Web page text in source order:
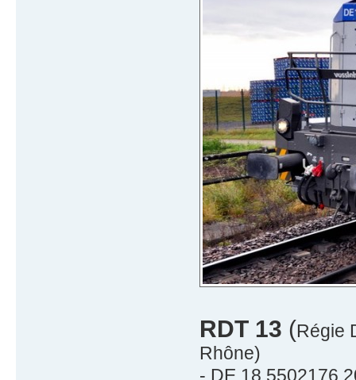
RDT 13 (Régie
Rhône)
- DE 18 5502176